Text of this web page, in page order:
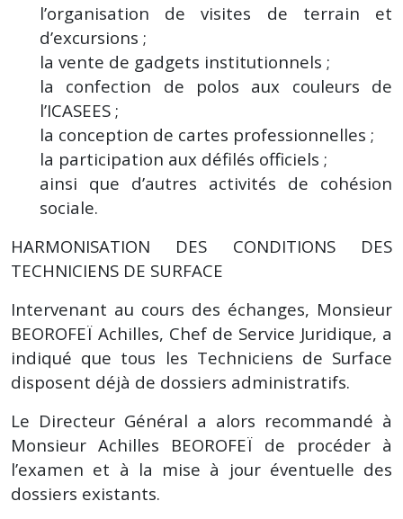
l’organisation de visites de terrain et
d’excursions ;
la vente de gadgets institutionnels ;
la confection de polos aux couleurs de
l’ICASEES ;
la conception de cartes professionnelles ;
la participation aux défilés officiels ;
ainsi que d’autres activités de cohésion
sociale.
HARMONISATION DES CONDITIONS DES
TECHNICIENS DE SURFACE
Intervenant au cours des échanges, Monsieur
BEOROFEÏ Achilles, Chef de Service Juridique, a
indiqué que tous les Techniciens de Surface
disposent déjà de dossiers administratifs.
Le Directeur Général a alors recommandé à
Monsieur Achilles BEOROFEÏ de procéder à
l’examen et à la mise à jour éventuelle des
dossiers existants.